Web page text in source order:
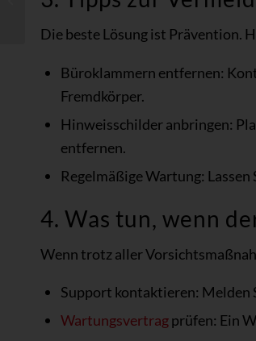
Die beste Lösung ist Prävention.
Büroklammern entfernen:
Fremdkörper.
Hinweisschilder anbringen:
entfernen.
Regelmäßige Wartung:
4. Was tun, wenn
Wenn trotz aller
Support kontaktieren: Melden
Wartungsvertragprüfen: Ein